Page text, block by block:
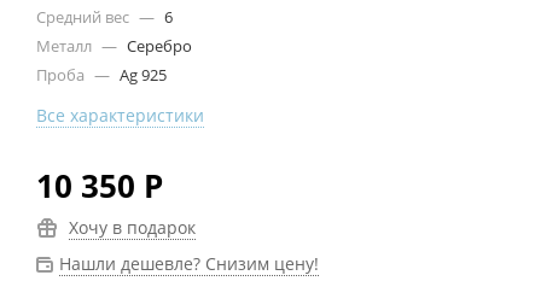
Средний вес — 6
Металл — Серебро
Проба — Ag 925
Все характеристики
10 350 Р
Хочу в подарок
Нашли дешевле? Снизим цену!